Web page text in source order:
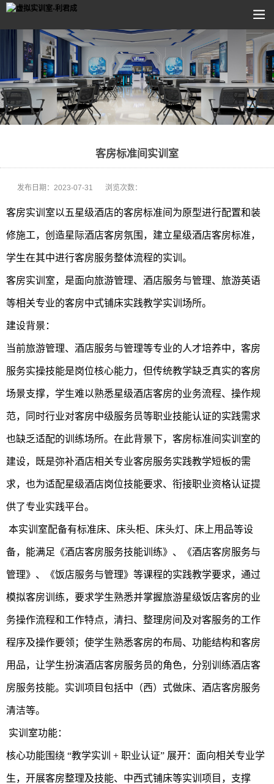
客房标准间实训室
发布日期： 2023-07-31 浏览次数：
客房实训室以五星级酒店的客房标准间为原型进行配置和装
修施工，创造星际酒店客房氛围，建立星级酒店客房标准，
学生在其中进行客房服务整体流程的实训。
客房实训室，是面向旅游管理、酒店服务与管理、旅游英语
等相关专业的客房中式铺床实践教学实训场所。
建设背景：
当前旅游管理、酒店服务与管理等专业的人才培养中，客房
服务实操技能是岗位核心能力，但传统教学缺乏真实的客房
场景支撑，学生难以熟悉星级酒店客房的业务流程、操作规
范，同时行业对客房中级服务员等职业技能认证的实践需求
也缺乏适配的训练场所。在此背景下，客房标准间实训室的
建设，既是弥补酒店相关专业客房服务实践教学短板的需
求，也为适配星级酒店岗位技能要求、衔接职业资格认证提
供了专业实践平台。
本实训室配备有标准床、床头柜、床头灯、床上用品等设
备，能满足《酒店客房服务技能训练》、《酒店客房服务与
管理》、《饭店服务与管理》等课程的实践教学要求，通过
模拟客房训练，要求学生熟悉并掌握旅游星级饭店客房的业
务操作流程和工作特点，清扫、整理房间及对客服务的工作
程序及操作要领；使学生熟悉客房的布局、功能结构和客房
用品，让学生扮演酒店客房服务员的角色，分别训练酒店客
房服务技能。实训项目包括中（西）式做床、酒店客房服务
清洁等。
实训室功能：
核心功能围绕 “教学实训 + 职业认证” 展开：面向相关专业学
生，开展客房整理及技能、中西式铺床等实训项目，支撑